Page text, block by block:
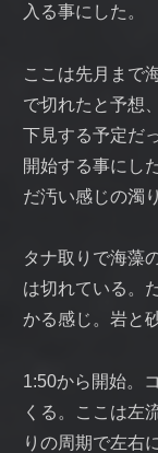
入る事にした。
ここは先月まで
で切れたと予想
下見する予定だ
開始する事にし
だ汚い感じの濁
タナ取りで海藻
は切れている。
かる感じ。岩と
1:50から開始。
くる。ここは左
りの周期で左右